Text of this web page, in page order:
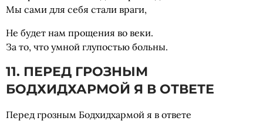
Мы сами для себя стали враги,
Не будет нам прощения во веки.
За то, что умной глупостью больны.
11. ПЕРЕД ГРОЗНЫМ
БОДХИДХАРМОЙ Я В ОТВЕТЕ
Перед грозным Бодхидхармой я в ответе